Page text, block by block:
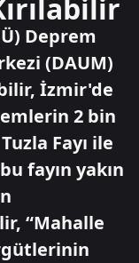
Deprem
(DAUM)
İzmir'de
2 bin
Fayı ile
fayın yakın
“Mahalle